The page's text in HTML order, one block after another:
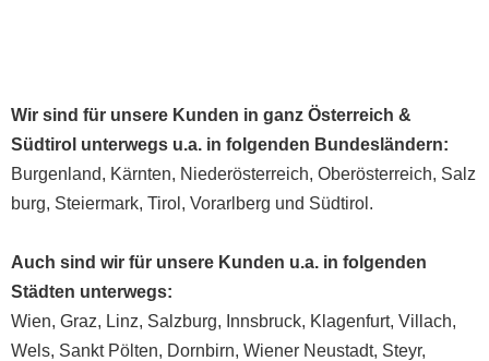
Wir sind für unsere Kunden in ganz Österreich &
Südtirol unterwegs u.a. in folgenden Bundesländern:
Burgenland, Kärnten, Niederösterreich, Oberösterreich, Salz
burg, Steiermark, Tirol , Vorarlberg und Südtirol .
Auch sind wir für unsere Kunden u.a. in folgenden
Städten unterwegs:
Wien, Graz, Linz, Salzburg, Innsbruck, Klagenfurt, Villach,
Wels, Sankt Pölten, Dornbirn, Wiener Neustadt, Steyr,